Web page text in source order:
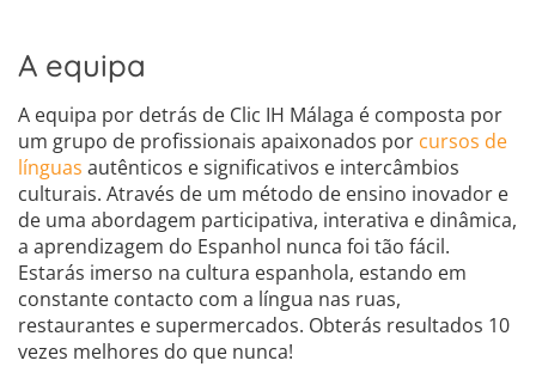
A equipa
A equipa por detrás de Clic IH Málaga é composta por
um grupo de profissionais apaixonados por cursos de
línguas autênticos e significativos e intercâmbios
culturais. Através de um método de ensino inovador e
de uma abordagem participativa, interativa e dinâmica,
a aprendizagem do Espanhol nunca foi tão fácil.
Estarás imerso na cultura espanhola, estando em
constante contacto com a língua nas ruas,
restaurantes e supermercados. Obterás resultados 10
vezes melhores do que nunca!